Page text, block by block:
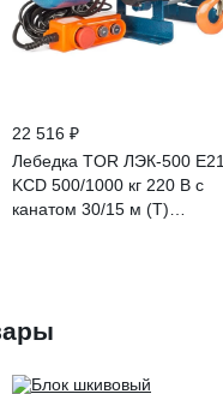
22 516 ₽
Лебедка TOR ЛЭК-500 E21
KCD 500/1000 кг 220 В с
канатом 30/15 м (T)